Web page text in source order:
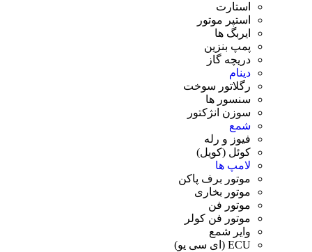
استارت
استپر موتور
ایربگ ها
پمپ بنزین
دریچه گاز
دینام
رگلاتور سوخت
سنسور ها
سوزن انژکتور
شمع
فیوز و رله
کوئل (کویل)
لامپ ها
موتور برف پاکن
موتور بخاری
موتور فن
موتور فن کولر
وایر شمع
ECU (ای سی یو)